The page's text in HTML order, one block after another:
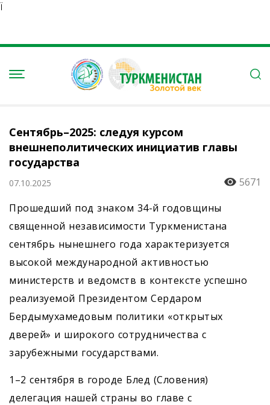
Ï
Сентябрь–2025: следуя курсом
внешнеполитических инициатив главы
государства
07.10.2025
5671
Прошедший под знаком 34-й годовщины
священной независимости Туркменистана
сентябрь нынешнего года характеризуется
высокой международной активностью
министерств и ведомств в контексте успешно
реализуемой Президентом Сердаром
Бердымухамедовым политики «открытых
дверей» и широкого сотрудничества с
зарубежными государствами.
1–2 сентября в городе Блед (Словения)
делегация нашей страны во главе с